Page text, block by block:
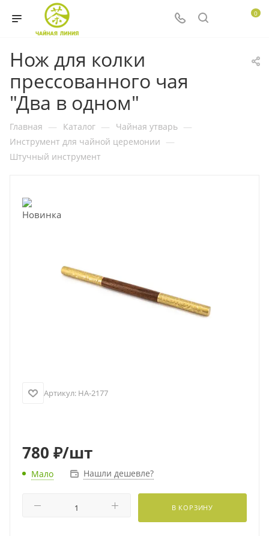
0
Нож для колки
прессованного чая
"Два в одном"
Главная — Каталог — Чайная утварь —
Инструмент для чайной церемонии —
Штучный инструмент
Артикул: HA-2177
780 ₽/шт
Мало Нашли дешевле?
В КОРЗИНУ